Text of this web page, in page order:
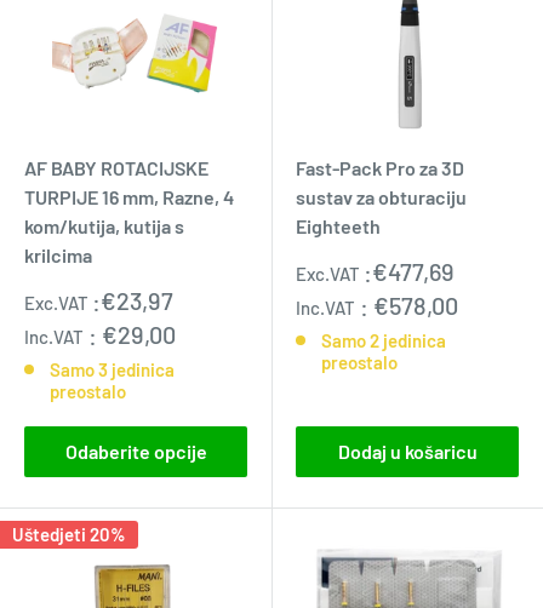
AF BABY ROTACIJSKE
TURPIJE 16 mm, Razne, 4
kom/kutija, kutija s
krilcima
Prodajna
cijena
Exc.VAT :€23,97
Inc.VAT : €29,00
Samo 3 jedinica
preostalo
Odaberite opcije
Fast-Pack Pro za 3D
sustav za obturaciju
Eighteeth
Prodajna
cijena
Exc.VAT :€477,69
Inc.VAT : €578,00
Samo 2 jedinica
preostalo
Dodaj u košaricu
Uštedjeti 20%